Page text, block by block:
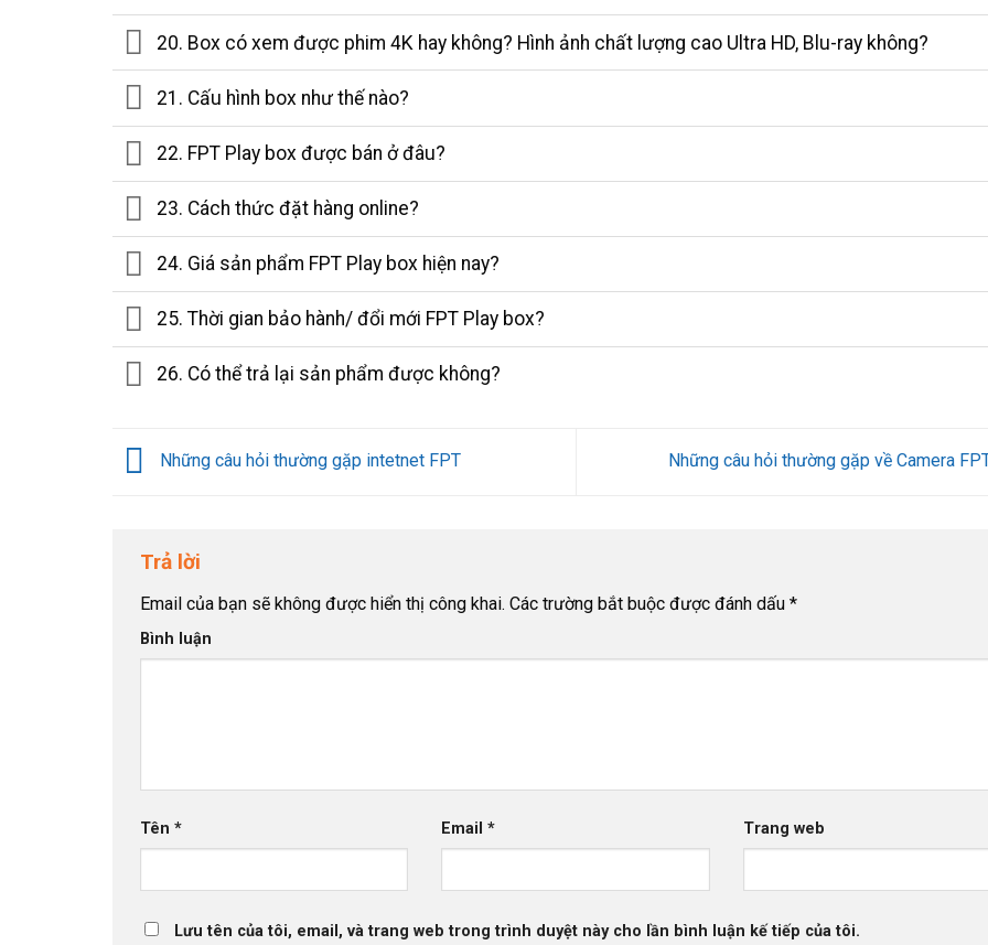
20. Box có xem được phim 4K hay không? Hình ảnh chất lượng cao Ultra HD, Blu-ray không?
21. Cấu hình box như thế nào?
22. FPT Play box được bán ở đâu?
23. Cách thức đặt hàng online?
24. Giá sản phẩm FPT Play box hiện nay?
25. Thời gian bảo hành/ đổi mới FPT Play box?
26. Có thể trả lại sản phẩm được không?
Những câu hỏi thường gặp intetnet FPT Những câu hỏi thường gặp về Camera
Trả lời
Email của bạn sẽ không được hiển thị công khai. Các trường bắt buộc được đánh dấu *
Bình luận
Tên * Email* Trang web
Lưu tên của tôi, email, và trang web trong trình duyệt này cho lần bình luận kế tiếp của tôi.